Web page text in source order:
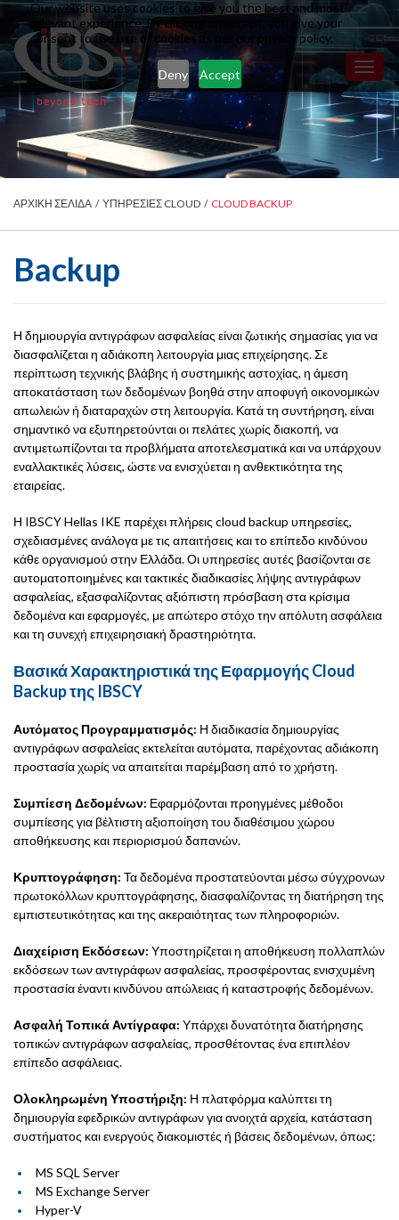
Our website uses cookies to give you the best and most
relevant experience. By clicking on accept, you give your
consent to the use of cookies as per our privacy policy.
Deny Accept
ΑΡΧΙΚΗ ΣΕΛΙΔΑ / ΥΠΗΡΕΣΙΕΣ CLOUD / CLOUD BACKUP
Backup
Η δημιουργία αντιγράφων ασφαλείας είναι ζωτικής σημασίας για να
διασφαλίζεται η αδιάκοπη λειτουργία μιας επιχείρησης. Σε
περίπτωση τεχνικής βλάβης ή συστημικής αστοχίας, η άμεση
αποκατάσταση των δεδομένων βοηθά στην αποφυγή οικονομικών
απωλειών ή διαταραχών στη λειτουργία. Κατά τη συντήρηση, είναι
σημαντικό να εξυπηρετούνται οι πελάτες χωρίς διακοπή, να
αντιμετωπίζονται τα προβλήματα αποτελεσματικά και να υπάρχουν
εναλλακτικές λύσεις, ώστε να ενισχύεται η ανθεκτικότητα της
εταιρείας.
Η IBSCY Hellas IKE παρέχει πλήρεις cloud backup υπηρεσίες,
σχεδιασμένες ανάλογα με τις απαιτήσεις και το επίπεδο κινδύνου
κάθε οργανισμού στην Ελλάδα. Οι υπηρεσίες αυτές βασίζονται σε
αυτοματοποιημένες και τακτικές διαδικασίες λήψης αντιγράφων
ασφαλείας, εξασφαλίζοντας αξιόπιστη πρόσβαση στα κρίσιμα
δεδομένα και εφαρμογές, με απώτερο στόχο την απόλυτη ασφάλεια
και τη συνεχή επιχειρησιακή δραστηριότητα.
Βασικά Χαρακτηριστικά της Εφαρμογής Cloud
Backup της IBSCY
Αυτόματος Προγραμματισμός: Η διαδικασία δημιουργίας
αντιγράφων ασφαλείας εκτελείται αυτόματα, παρέχοντας αδιάκοπη
προστασία χωρίς να απαιτείται παρέμβαση από το χρήστη.
Συμπίεση Δεδομένων: Εφαρμόζονται προηγμένες μέθοδοι
συμπίεσης για βέλτιστη αξιοποίηση του διαθέσιμου χώρου
αποθήκευσης και περιορισμού δαπανών.
Κρυπτογράφηση: Τα δεδομένα προστατεύονται μέσω σύγχρονων
πρωτοκόλλων κρυπτογράφησης, διασφαλίζοντας τη διατήρηση της
εμπιστευτικότητας και της ακεραιότητας των πληροφοριών.
Διαχείριση Εκδόσεων: Υποστηρίζεται η αποθήκευση πολλαπλών
εκδόσεων των αντιγράφων ασφαλείας, προσφέροντας ενισχυμένη
προστασία έναντι κινδύνου απώλειας ή καταστροφής δεδομένων.
Ασφαλή Τοπικά Αντίγραφα: Υπάρχει δυνατότητα διατήρησης
τοπικών αντιγράφων ασφαλείας, προσθέτοντας ένα επιπλέον
επίπεδο ασφάλειας.
Ολοκληρωμένη Υποστήριξη: Η πλατφόρμα καλύπτει τη
δημιουργία εφεδρικών αντιγράφων για ανοιχτά αρχεία, κατάσταση
συστήματος και ενεργούς διακομιστές ή βάσεις δεδομένων, όπως:
MS SQL Server
MS Exchange Server
Hyper-V